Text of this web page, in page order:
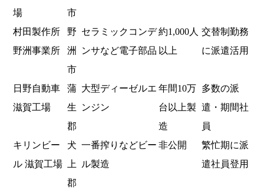
場
市
村田製作所
野洲事業所
野
洲
市
セラミックコンデ
ンサなど電子部品
約1,000人
以上
交替制勤務
に派遣活用
日野自動車
滋賀工場
蒲
生
郡
大型ディーゼルエ
ンジン
年間10万
台以上製
造
多数の派
遣・期間社
員
キリンビー
ル 滋賀工場
犬
上
郡
一番搾りなどビー
ル製造
非公開
繁忙期に派
遣社員登用